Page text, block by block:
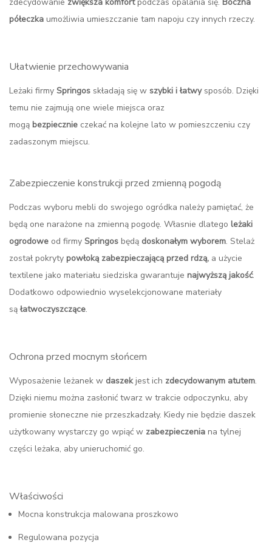
półeczka umożliwia umieszczanie tam napoju czy innych rzeczy.
Ułatwienie przechowywania
Leżaki firmy Springos składają się w szybki i łatwysposób. Dzięki
temu nie zajmują one wiele miejsca oraz
mogą bezpiecznie czekać na kolejne lato w pomieszczeniu czy
zadaszonym miejscu.
Zabezpieczenie konstrukcji przed zmienną pogodą
Podczas wyboru mebli do swojego ogródka należy pamiętać, że
będą one narażone na zmienną pogodę. Własnie dlatego leżaki
ogrodowe od firmy Springos będą doskonałym wyborem. Stelaż
został pokryty powłoką zabezpieczającą przed rdzą, a użycie
textilene jako materiału siedziska gwarantuje najwyższą jakość.
Dodatkowo odpowiednio wyselekcjonowane materiały
sąłatwoczyszczące.
Ochrona przed mocnym słońcem
Wyposażenie leżanek w daszekjest ich zdecydowanym atutem.
Dzięki niemu można zasłonić twarz w trakcie odpoczynku, aby
promienie słoneczne nie przeszkadzały. Kiedy nie będzie daszek
użytkowany wystarczy go wpiąć w zabezpieczenia na tylnej
części leżaka, aby unieruchomić go.
Właściwości
Mocna konstrukcja malowana proszkowo
Regulowana pozycja